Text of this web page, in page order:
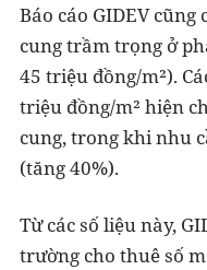
Báo cáo GIDEV
cung trầm trọng ở
45 triệu đồng/m²).
triệu đồng/m² hiện
cung, trong khi nhu
(tăng 40%).
Từ các số liệu này,
trường cho thuê số